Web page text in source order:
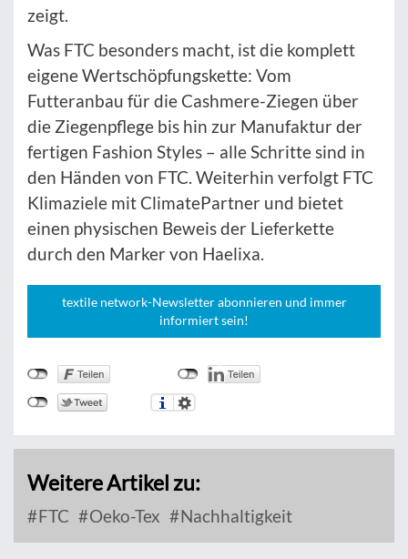
zeigt.
Was FTC besonders macht, ist die komplett
eigene Wertschöpfungskette: Vom
Futteranbau für die Cashmere-Ziegen über
die Ziegenpflege bis hin zur Manufaktur der
fertigen Fashion Styles – alle Schritte sind in
den Händen von FTC. Weiterhin verfolgt FTC
Klimaziele mit ClimatePartner und bietet
einen physischen Beweis der Lieferkette
durch den Marker von Haelixa.
textile network-Newsletter abonnieren und immer
informiert sein!
Weitere Artikel zu:
FTC Oeko-Tex Nachhaltigkeit